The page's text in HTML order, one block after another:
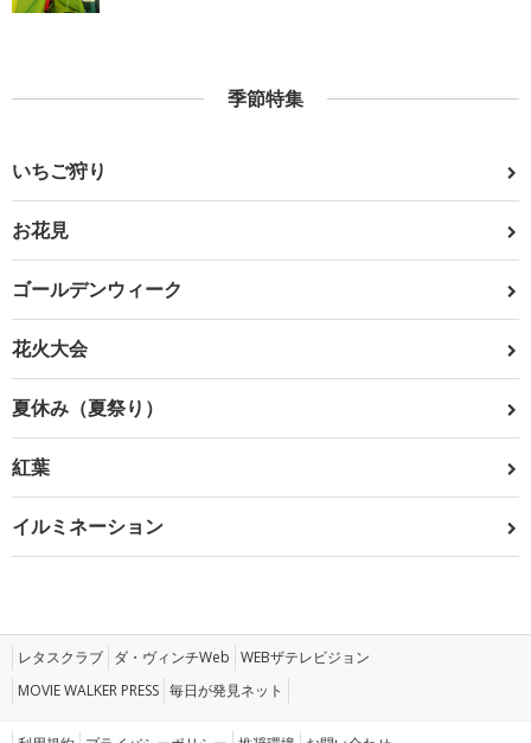
季節特集
いちご狩り
お花見
ゴールデンウィーク
花火大会
夏休み（夏祭り）
紅葉
イルミネーション
レタスクラブ ダ・ヴィンチWeb WEBザテレビジョン
MOVIE WALKER PRESS 毎日が発見ネット